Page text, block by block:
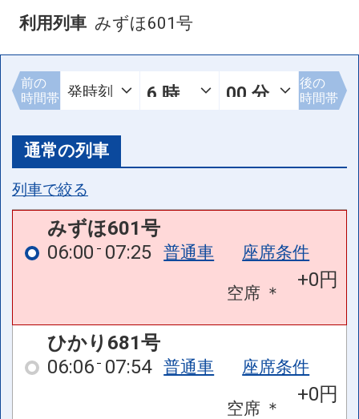
利用列車 みずほ601号
前の
時間帯
後の
時間帯
通常の列車
列車で絞る
みずほ601号
06:00 07:25 普通車 座席条件
空席 ＊
+0円
ひかり681号
06:06 07:54 普通車 座席条件
空席 ＊
+0円